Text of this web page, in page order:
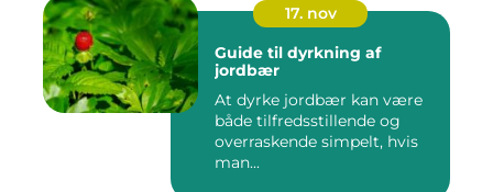
17. nov
Guide til dyrkning af
jordbær
At dyrke jordbær kan være
både tilfredsstillende og
overraskende simpelt, hvis
man...